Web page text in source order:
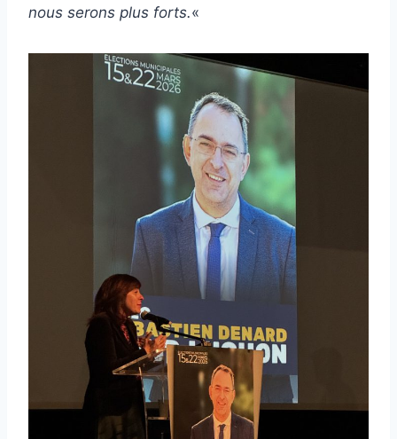
nous serons plus forts.«